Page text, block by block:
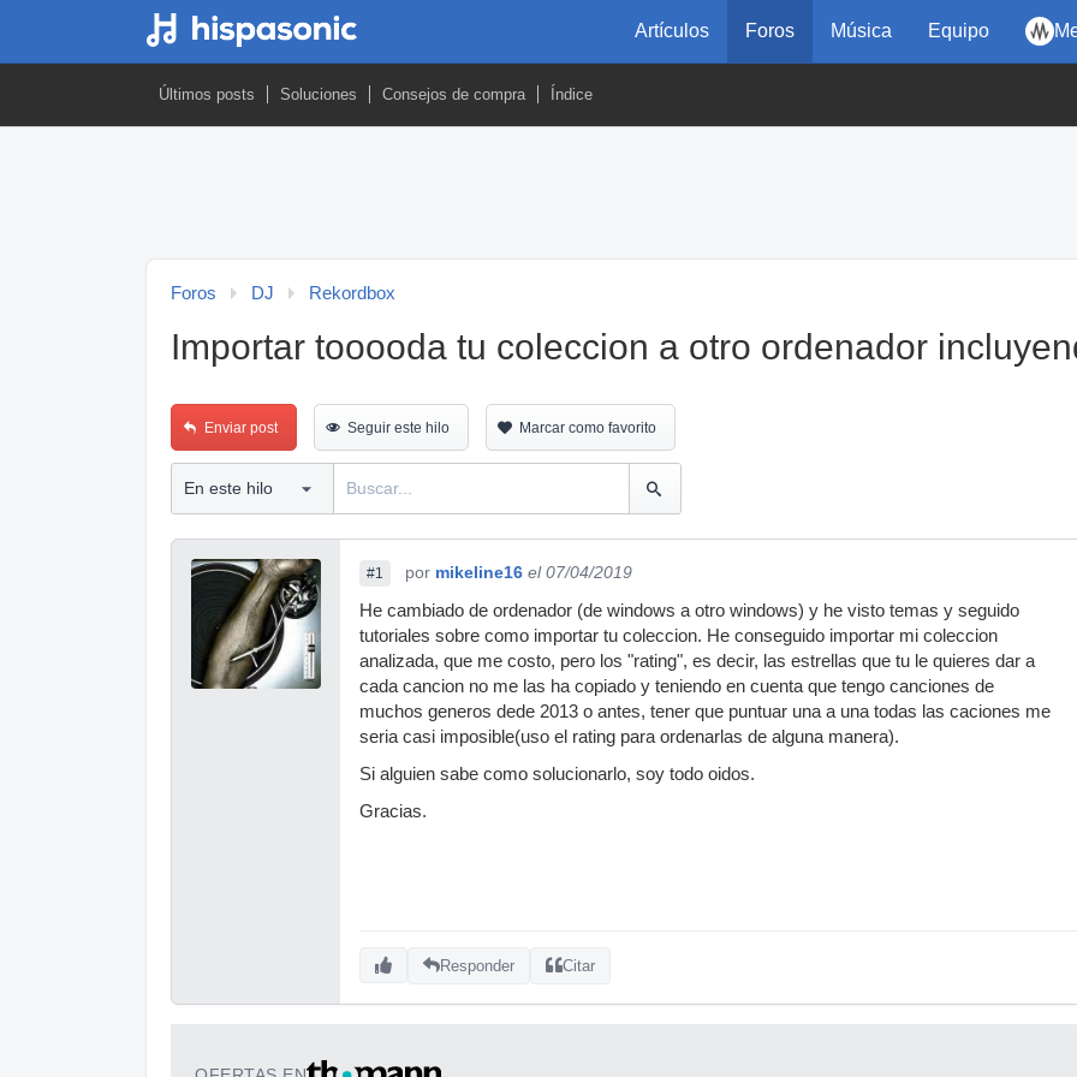
Artículos Foros Música Equipo
Últimos posts Soluciones Consejos de compra Índice
Foros DJ Rekordbox
Importar tooooda tu coleccion a otro ordenador
Enviar post Seguir este hilo Marcar como favorito
#1 por mikeline16 el 07/04/2019
He cambiado de ordenador (de windows a otro windows) y he visto temas y seguido
tutoriales sobre como importar tu coleccion. He conseguido importar mi coleccion
analizada, que me costo, pero los "rating", es decir, las estrellas que tu le quieres dar a
cada cancion no me las ha copiado y teniendo en cuenta que tengo canciones de
muchos generos dede 2013 o antes, tener que puntuar una a una todas las caciones me
seria casi imposible(uso el rating para ordenarlas de alguna manera).
Si alguien sabe como solucionarlo, soy todo oidos.
Gracias.
Responder Citar